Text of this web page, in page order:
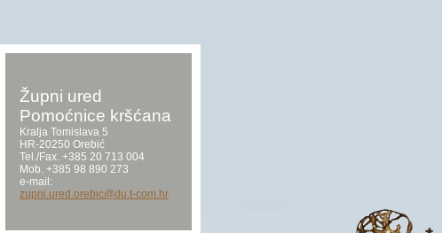
Župni ured
Pomoćnice kršćana
Kralja Tomislava 5
HR-20250 Orebić
Tel./Fax. +385 20 713 004
Mob. +385 98 890 273
e-mail:
zupni.ured.orebic@du.t-com.hr